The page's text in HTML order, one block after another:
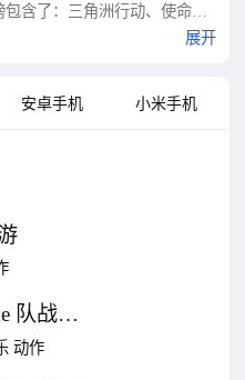
含了：三角洲行动、使命召
strike 队战斗狙击枪射击游戏
、二次世界大战:勇气的呼唤
排行榜
展开
安卓手机 小米手机
队战斗
戏
动作